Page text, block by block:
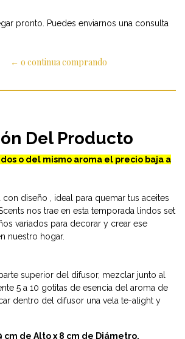
pronto. Puedes enviarnos una consulta
← o continua comprando
Del Producto
o del mismo aroma el precio baja a
diseño , ideal para quemar tus aceites
nos trae en esta temporada lindos set
variados para decorar y crear ese
nuestro hogar.
superior del difusor, mezclar junto al
5 a 10 gotitas de esencia del aroma de
dentro del difusor una vela te-alight y
cm de Alto x 8 cm de Diámetro.